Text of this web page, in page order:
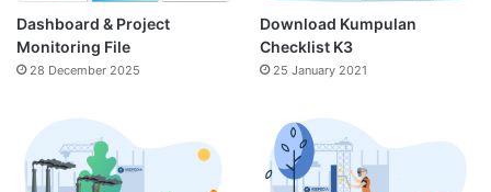
Dashboard & Project
Monitoring File
28 December 2025
Download Kumpulan
Checklist K3
25 January 2021